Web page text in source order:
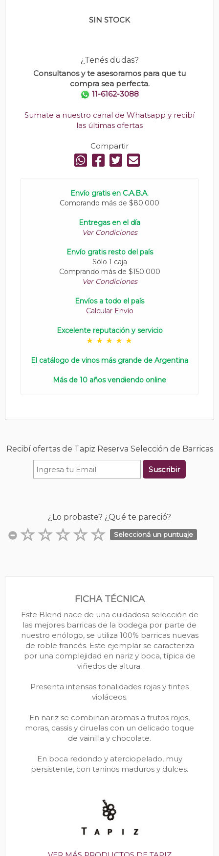
SIN STOCK
¿Tenés dudas?
Consultanos y te asesoramos para que tu
compra sea perfecta.
11-6162-3088
Sumate a nuestro canal de Whatsapp y recibí
las últimas ofertas
Compartir
Envío gratis en C.A.B.A.
Comprando más de $80.000
Entregas en el día
Ver Condiciones
Envío gratis resto del país
Sólo 1 caja
Comprando más de $150.000
Ver Condiciones
Envíos a todo el país
Calcular Envío
Excelente reputación y servicio
El catálogo de vinos más grande de Argentina
Más de 10 años vendiendo online
Recibí ofertas de Tapiz Reserva Selección de Barricas
Suscribir
¿Lo probaste? ¿Qué te pareció?
Seleccioná un puntuaje
FICHA TÉCNICA
Este Blend nace de una cuidadosa selección de
las mejores barricas de la bodega por parte de
nuestro enólogo, se utiliza 100% barricas nuevas
de roble francés. Este ejemplar se caracteriza
por una complejidad en nariz y boca, típica de
viñedos de altura.
Presenta intensas tonalidades rojas y tintes
violáceos.
En nariz se combinan aromas a frutos rojos,
moras, cassis y ciruelas con un delicado toque
de vainilla y chocolate.
En boca redondo y aterciopelado, muy
persistente, con taninos maduros y dulces.